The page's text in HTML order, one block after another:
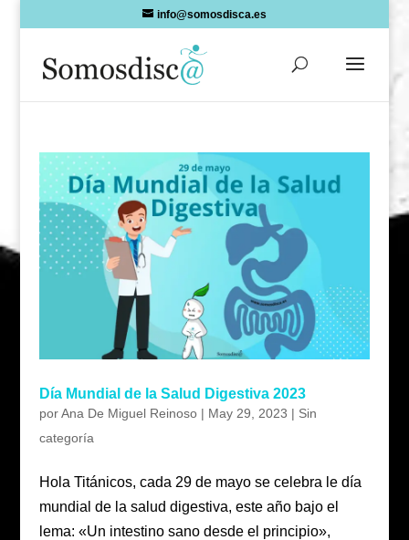
info@somosdisca.es
Día Mundial de la Salud Digestiva 2023
porAna De Miguel Reinoso| May 29, 2023 | Sin
categoría
Hola Titánicos, cada 29 de mayo se celebra le día
mundial de la salud digestiva, este año bajo el
lema: «Un intestino sano desde el principio»,